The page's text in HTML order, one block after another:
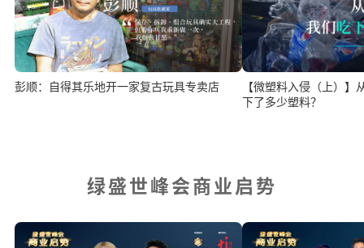
彭顺：自得其乐地开一家复古玩具专卖店
【微塑料入侵（上）
下了多少塑料？
绿盛世峰会商业启势